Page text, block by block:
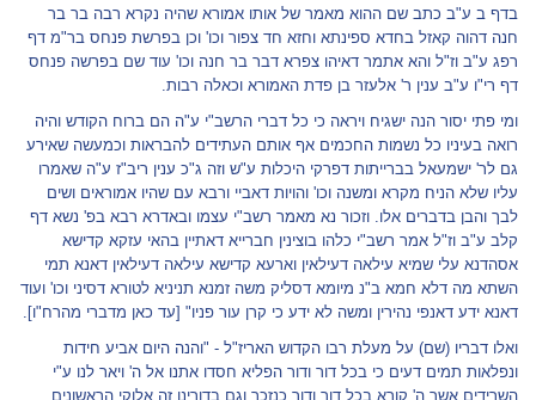
בדף ב ע"ב כתב שם ההוא מאמר של אותו אמורא שהיה נקרא רבה בר בר
חנה דהוה קאזל בחדא ספינתא וחזא חד צפור וכו' וכן בפרשת פנחס בר"מ דף
רפג ע"ב וז"ל והא אתמר דאיהו צפרא דבר בר חנה וכו' עוד שם בפרשה פנחס
דף רי"ו ע"ב ענין ר' אלעזר בן פדת האמורא וכאלה רבות.
ומי פתי יסור הנה ישגיח ויראה כי כל דברי הרשב"י ע"ה הם ברוח הקודש והיה
רואה בעיניו כל נשמות החכמים אף אותם העתידים להבראות וכמעשה שאירע
גם לר' ישמעאל בברייתות דפרקי היכלות ע"ש וזה ג"כ ענין ריב"ז ע"ה שאמרו
עליו שלא הניח מקרא ומשנה וכו' והויות דאביי ורבא עם שהיו אמוראים ושים
לבך והבן בדברים אלו. וזכור נא מאמר רשב"י עצמו ובאדרא רבא בפ' נשא דף
קלב ע"ב וז"ל אמר רשב"י כלהו בוצינין חברייא דאתיין בהאי עזקא קדישא
אסהדנא עלי שמיא עילאה דעילאין וארעא קדישא עילאה דעילאין דאנא תמי
השתא מה דלא חמא ב"נ מיומא דסליק משה זמנא תניניא לטורא דסיני וכו' ועוד
דאנא ידע דאנפי נהירין ומשה לא ידע כי קרן עור פניו" [עד כאן מדברי מהרח"ו].
ואלו דבריו (שם) על מעלת רבו הקדוש האריז"ל - "והנה היום אביע חידות
ונפלאות תמים דעים כי בכל דור ודור הפליא חסדו אתנו אל ה' ויאר לנו ע"י
השרידים אשר ה' קורא בכל דור ודור כנזכר וגם בדורינו זה אלוקי הראשונים